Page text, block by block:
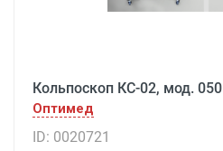
Кольпоскоп КС-02, мод. 050
Оптимед
ID: 0020721